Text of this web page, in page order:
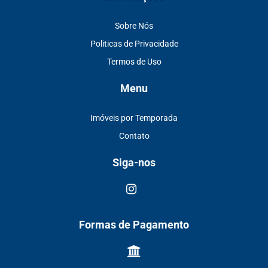
Sobre Nós
Politicas de Privacidade
Termos de Uso
Menu
Imóveis por Temporada
Contato
Siga-nos
Formas de Pagamento